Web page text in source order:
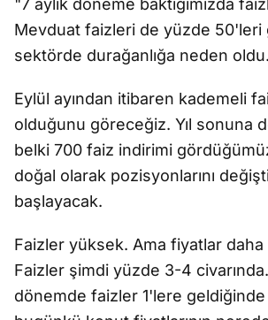
"7 aylık döneme baktığımızda
Mevduat faizleri de yüzde 50'leri
sektörde durağanlığa neden oldu.
Eylül ayından itibaren kademeli
olduğunu göreceğiz. Yıl sonuna
belki 700 faiz indirimi
doğal olarak pozisyonlarını
başlayacak.
Faizler yüksek. Ama fiyatlar
Faizler şimdi yüzde 3-4
dönemde faizler 1'lere